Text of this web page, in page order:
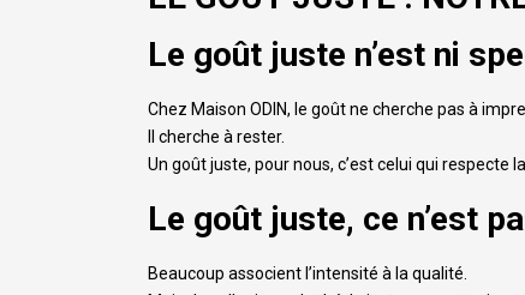
Le goût juste n’est ni
Chez Maison ODIN, le goût ne cherche pas à
Il cherche à rester.
Un goût juste, pour nous, c’est celui qui respecte
Le goût juste, ce n’est
Beaucoup associent l’intensité à la qualité.